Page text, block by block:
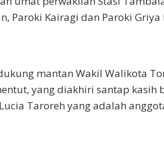
Paroki Kairagi dan Paroki Griya
mantan Wakil Walikota
yang diakhiri santap kasih
Taroreh yang adalah